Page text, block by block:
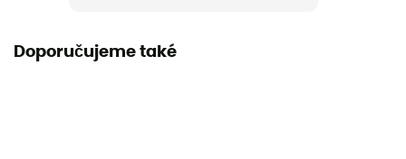
Doporučujeme také